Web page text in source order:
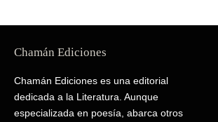
Chamán Ediciones
Chamán Ediciones es una editorial
dedicada a la Literatura. Aunque
especializada en poesía, abarca otros